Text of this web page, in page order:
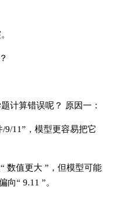
计算错误呢？ 原因一：
/9/11”，模型更容易把它
数值更大 ”，但模型可能
向“ 9.11 ”。